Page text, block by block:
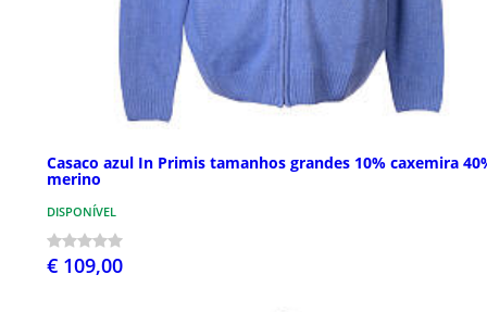
Casaco azul In Primis tamanhos grandes 10% caxemira
merino
DISPONÍVEL
€ 109,00